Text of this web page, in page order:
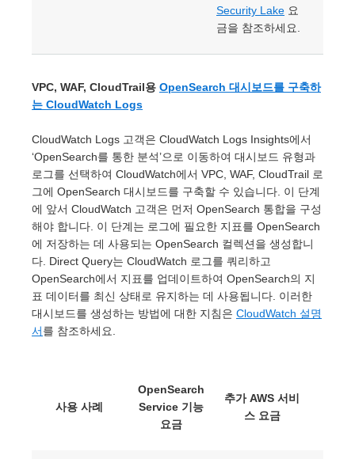
Security Lake 요
금을 참조하세요.
VPC, WAF, CloudTrail용 OpenSearch 대시보드를 구축하
는 CloudWatch Logs
CloudWatch Logs 고객은 CloudWatch Logs Insights에서
‘OpenSearch를 통한 분석’으로 이동하여 대시보드 유형과
로그를 선택하여 CloudWatch에서 VPC, WAF, CloudTrail 로
그에 OpenSearch 대시보드를 구축할 수 있습니다. 이 단계
에 앞서 CloudWatch 고객은 먼저 OpenSearch 통합을 구성
해야 합니다. 이 단계는 로그에 필요한 지표를 OpenSearch
에 저장하는 데 사용되는 OpenSearch 컬렉션을 생성합니
다. Direct Query는 CloudWatch 로그를 쿼리하고
OpenSearch에서 지표를 업데이트하여 OpenSearch의 지
표 데이터를 최신 상태로 유지하는 데 사용됩니다. 이러한
대시보드를 생성하는 방법에 대한 지침은 CloudWatch 설명
서를 참조하세요.
사용 사례
OpenSearch
Service 기능
요금
추가 AWS 서비
스 요금